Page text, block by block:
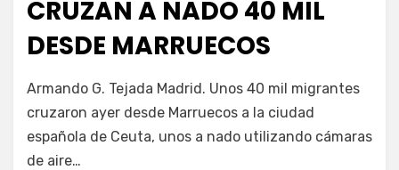
CRUZAN A NADO 40 MIL
DESDE MARRUECOS
Fernando Miranda Servín
Armando G. Tejada Madrid. Unos 40 mil migrantes
cruzaron ayer desde Marruecos a la ciudad
española de Ceuta, unos a nado utilizando cámaras
de aire…